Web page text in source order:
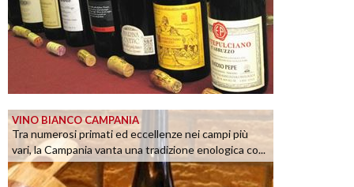
VINO BIANCO CAMPANIA
Tra numerosi primati ed eccellenze nei campi più
vari, la Campania vanta una tradizione enologica co...